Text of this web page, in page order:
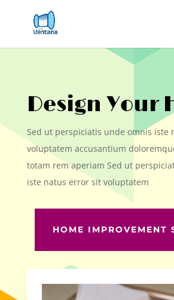
Design Your
Sed ut perspiciatis unde omnis iste
voluptatem accusantium
totam rem aperiam Sed ut
iste natus error sit voluptatem
HOME IMPROVEMENT